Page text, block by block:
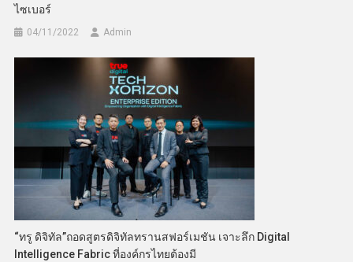
ไซเบอร์
04/11/2022 Admin
“ทรู ดิจิทัล”ถอดสูตรดิจิทัลทรานสฟอร์เมชัน เจาะลึก Digital
Intelligence Fabric ที่องค์กรไทยต้องมี